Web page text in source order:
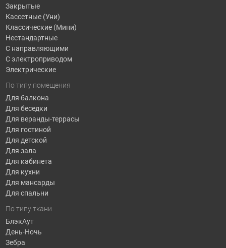
Закрытые
Кассетные (Уни)
Классические (Мини)
Нестандартные
С направляющими
С электроприводом
Электрические
По типу помещения
Для балкона
Для беседки
Для веранды-террасы
Для гостиной
Для детской
Для зала
Для кабинета
Для кухни
Для мансарды
Для спальни
По типу ткани
БлэкАут
День-Ночь
Зебра